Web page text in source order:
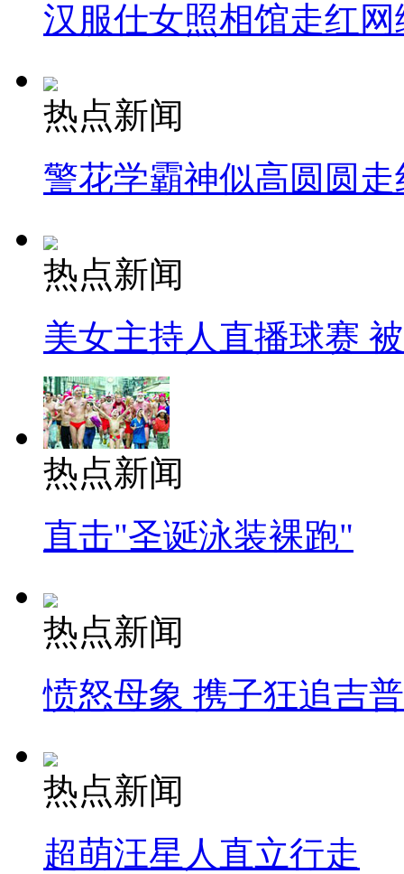
汉服仕女照相馆走红网
热点新闻
警花学霸神似高圆圆走
热点新闻
美女主持人直播球赛
热点新闻
直击"圣诞泳装裸跑"
热点新闻
愤怒母象 携子狂追吉
热点新闻
超萌汪星人直立行走